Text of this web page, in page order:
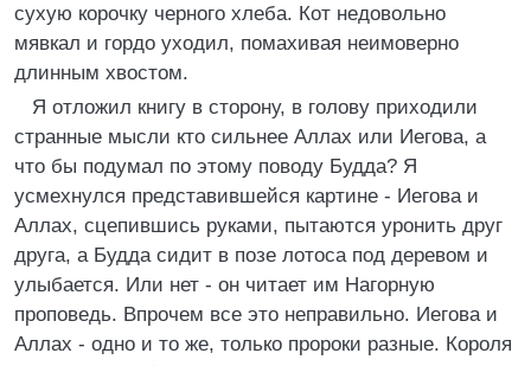
сухую корочку черного хлеба. Кот недовольно
мявкал и гордо уходил, помахивая неимоверно
длинным хвостом.
Я отложил книгу в сторону, в голову приходили
странные мысли кто сильнее Аллах или Иегова, а
что бы подумал по этому поводу Будда? Я
усмехнулся представившейся картине - Иегова и
Аллах, сцепившись руками, пытаются уронить друг
друга, а Будда сидит в позе лотоса под деревом и
улыбается. Или нет - он читает им Hагорную
проповедь. Впрочем все это неправильно. Иегова и
Аллах - одно и то же, только пророки разные. Короля